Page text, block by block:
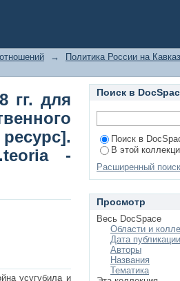
для Курдистана
-
→ Политика России на
гг. для
-
усугубила и
Поиск в
Поиск в
В этой
Расширенный поиск
Просмотр
Весь DocSpace
Области и
Дата публикации
Авторы
Названия
Тематика